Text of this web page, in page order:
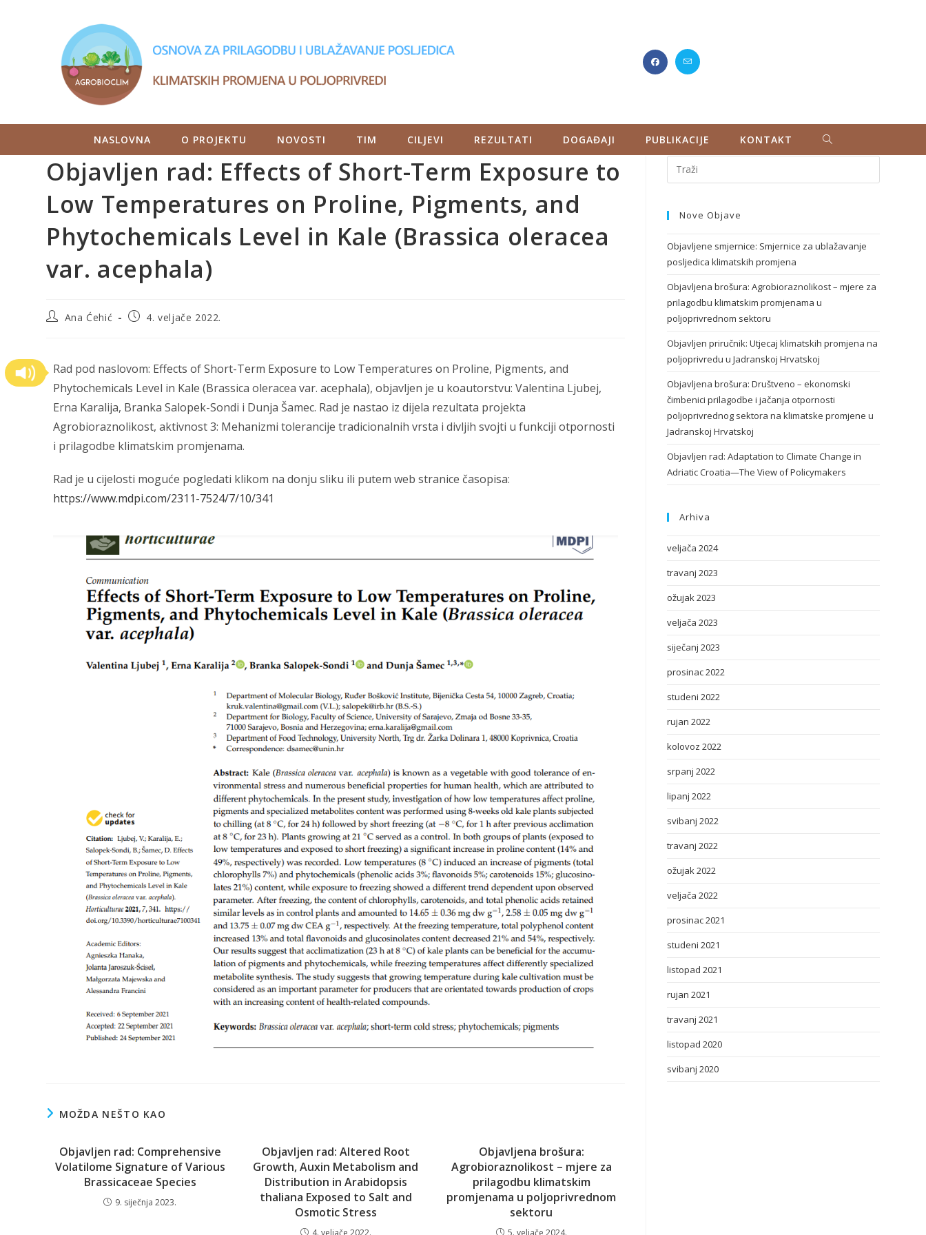
NASLOVNA O PROJEKTU NOVOSTI TIM CILJEVI REZULTATI DOGAĐAJI PUBLIKACIJE KONTAKT
Objavljen rad: Effects of Short-Term Exposure to
Low Temperatures on Proline, Pigments, and
Phytochemicals Level in Kale (Brassica oleracea
var. acephala)
Ana Ćehić 4. veljače 2022.
Rad pod naslovom: Effects of Short-Term Exposure to Low Temperatures on Proline, Pigments, and
Phytochemicals Level in Kale (Brassica oleracea var. acephala), objavljen je u koautorstvu: Valentina Ljubej,
Erna Karalija, Branka Salopek-Sondi i Dunja Šamec. Rad je nastao iz dijela rezultata projekta
Agrobioraznolikost, aktivnost 3: Mehanizmi tolerancije tradicionalnih vrsta i divljih svojti u funkciji otpornosti
i prilagodbe klimatskim promjenama.
Rad je u cijelosti moguće pogledati klikom na donju sliku ili putem web stranice časopisa:
https://www.mdpi.com/2311-7524/7/10/341
MOŽDA NEŠTO KAO
Objavljen rad: Comprehensive
Volatilome Signature of Various
Brassicaceae Species
9. siječnja 2023.
Objavljen rad: Altered Root
Growth, Auxin Metabolism and
Distribution in Arabidopsis
thaliana Exposed to Salt and
Osmotic Stress
Objavljena brošura:
Agrobioraznolikost – mjere za
prilagodbu klimatskim
promjenama u poljoprivrednom
sektoru
Nove Objave
Objavljene smjernice: Smjernice za ublažavanje
posljedica klimatskih promjena
Objavljena brošura: Agrobioraznolikost – mjere za
prilagodbu klimatskim promjenama u
poljoprivrednom sektoru
Objavljen priručnik: Utjecaj klimatskih promjena na
poljoprivredu u Jadranskoj Hrvatskoj
Objavljena brošura: Društveno – ekonomski
čimbenici prilagodbe i jačanja otpornosti
poljoprivrednog sektora na klimatske promjene u
Jadranskoj Hrvatskoj
Objavljen rad: Adaptation to Climate Change in
Adriatic Croatia—The View of Policymakers
Arhiva
veljača 2024
travanj 2023
ožujak 2023
veljača 2023
siječanj 2023
prosinac 2022
studeni 2022
rujan 2022
kolovoz 2022
srpanj 2022
lipanj 2022
svibanj 2022
travanj 2022
ožujak 2022
veljača 2022
prosinac 2021
studeni 2021
listopad 2021
rujan 2021
travanj 2021
listopad 2020
svibanj 2020